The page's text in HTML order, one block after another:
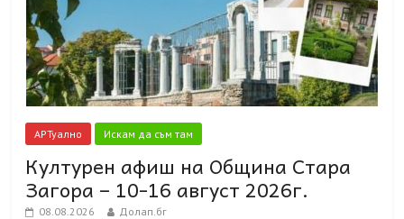
АРТуално Искам да съм там
Културен афиш на Община Стара
Загора – 10-16 август 2026г.
08.08.2026 Долап.бг